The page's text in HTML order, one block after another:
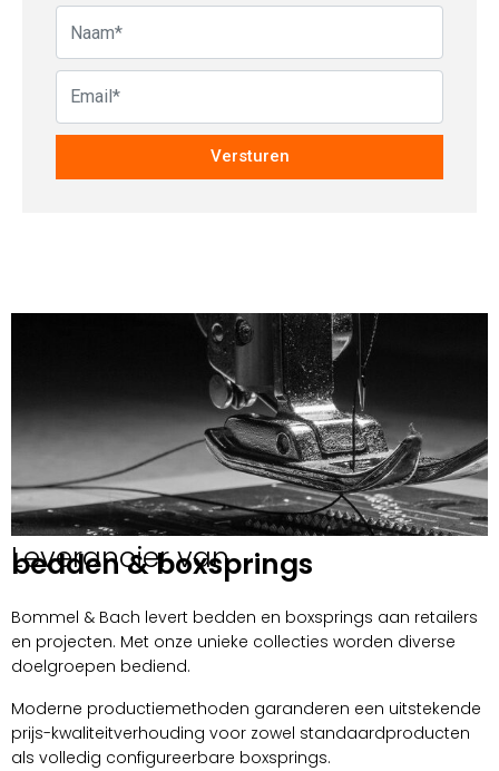
Versturen
Leverancier van
bedden & boxsprings
Bommel & Bach levert bedden en boxsprings aan retailers
en projecten. Met onze unieke collecties worden diverse
doelgroepen bediend.
Moderne productiemethoden garanderen een uitstekende
prijs-kwaliteitverhouding voor zowel standaardproducten
als volledig configureerbare boxsprings.